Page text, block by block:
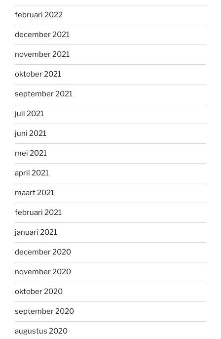
februari 2022
december 2021
november 2021
oktober 2021
september 2021
juli 2021
juni 2021
mei 2021
april 2021
maart 2021
februari 2021
januari 2021
december 2020
november 2020
oktober 2020
september 2020
augustus 2020